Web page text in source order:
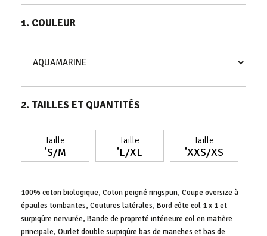
1. COULEUR
2. TAILLES ET QUANTITÉS
Taille
'S/M
Taille
'L/XL
Taille
'XXS/XS
100% coton biologique, Coton peigné ringspun, Coupe oversize à
épaules tombantes, Coutures latérales, Bord côte col 1 x 1 et
surpiqûre nervurée, Bande de propreté intérieure col en matière
principale, Ourlet double surpiqûre bas de manches et bas de